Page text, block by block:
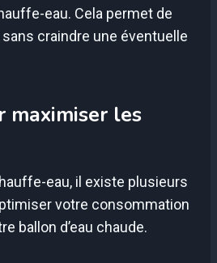
eau. Cela permet de
craindre une éventuelle
maximiser les
eau, il existe plusieurs
votre consommation
ballon d’eau chaude.